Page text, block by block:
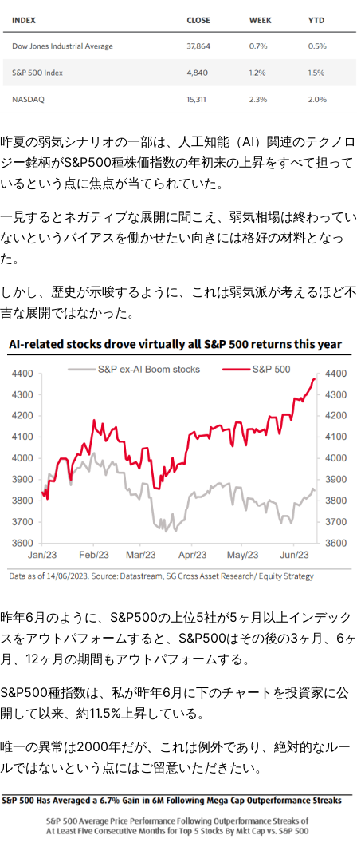
昨夏の弱気シナリオの一部は、人工知能（AI）関連のテクノロ
ジー銘柄がS&P500種株価指数の年初来の上昇をすべて担って
いるという点に焦点が当てられていた。
一見するとネガティブな展開に聞こえ、弱気相場は終わってい
ないというバイアスを働かせたい向きには格好の材料となっ
た。
しかし、歴史が示唆するように、これは弱気派が考えるほど不
吉な展開ではなかった。
昨年6月のように、 S&P500の上位5社が5ヶ月以上インデック
スをアウトパフォームすると、 S&P500はその後の3ヶ月、 6ヶ
月、 12ヶ月の期間もアウトパフォームする。
S&P500種指数は、私が昨年6月に下のチャートを投資家に公
開して以来、約11.5%上昇している。
唯一の異常は2000年だが、これは例外であり、絶対的なルー
ルではないという点にはご留意いただきたい。